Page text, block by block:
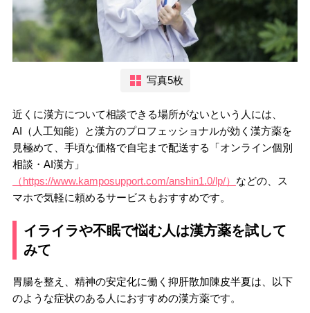
写真5枚
近くに漢方について相談できる場所がないという人には、
AI（人工知能）と漢方のプロフェッショナルが効く漢方薬を
見極めて、手頃な価格で自宅まで配送する「オンライン個別
相談・AI漢方」
（https://www.kamposupport.com/anshin1.0/lp/） などの、ス
マホで気軽に頼めるサービスもおすすめです。
イライラや不眠で悩む人は漢方薬を試して
みて
胃腸を整え、精神の安定化に働く抑肝散加陳皮半夏は、以下
のような症状のある人におすすめの漢方薬です。